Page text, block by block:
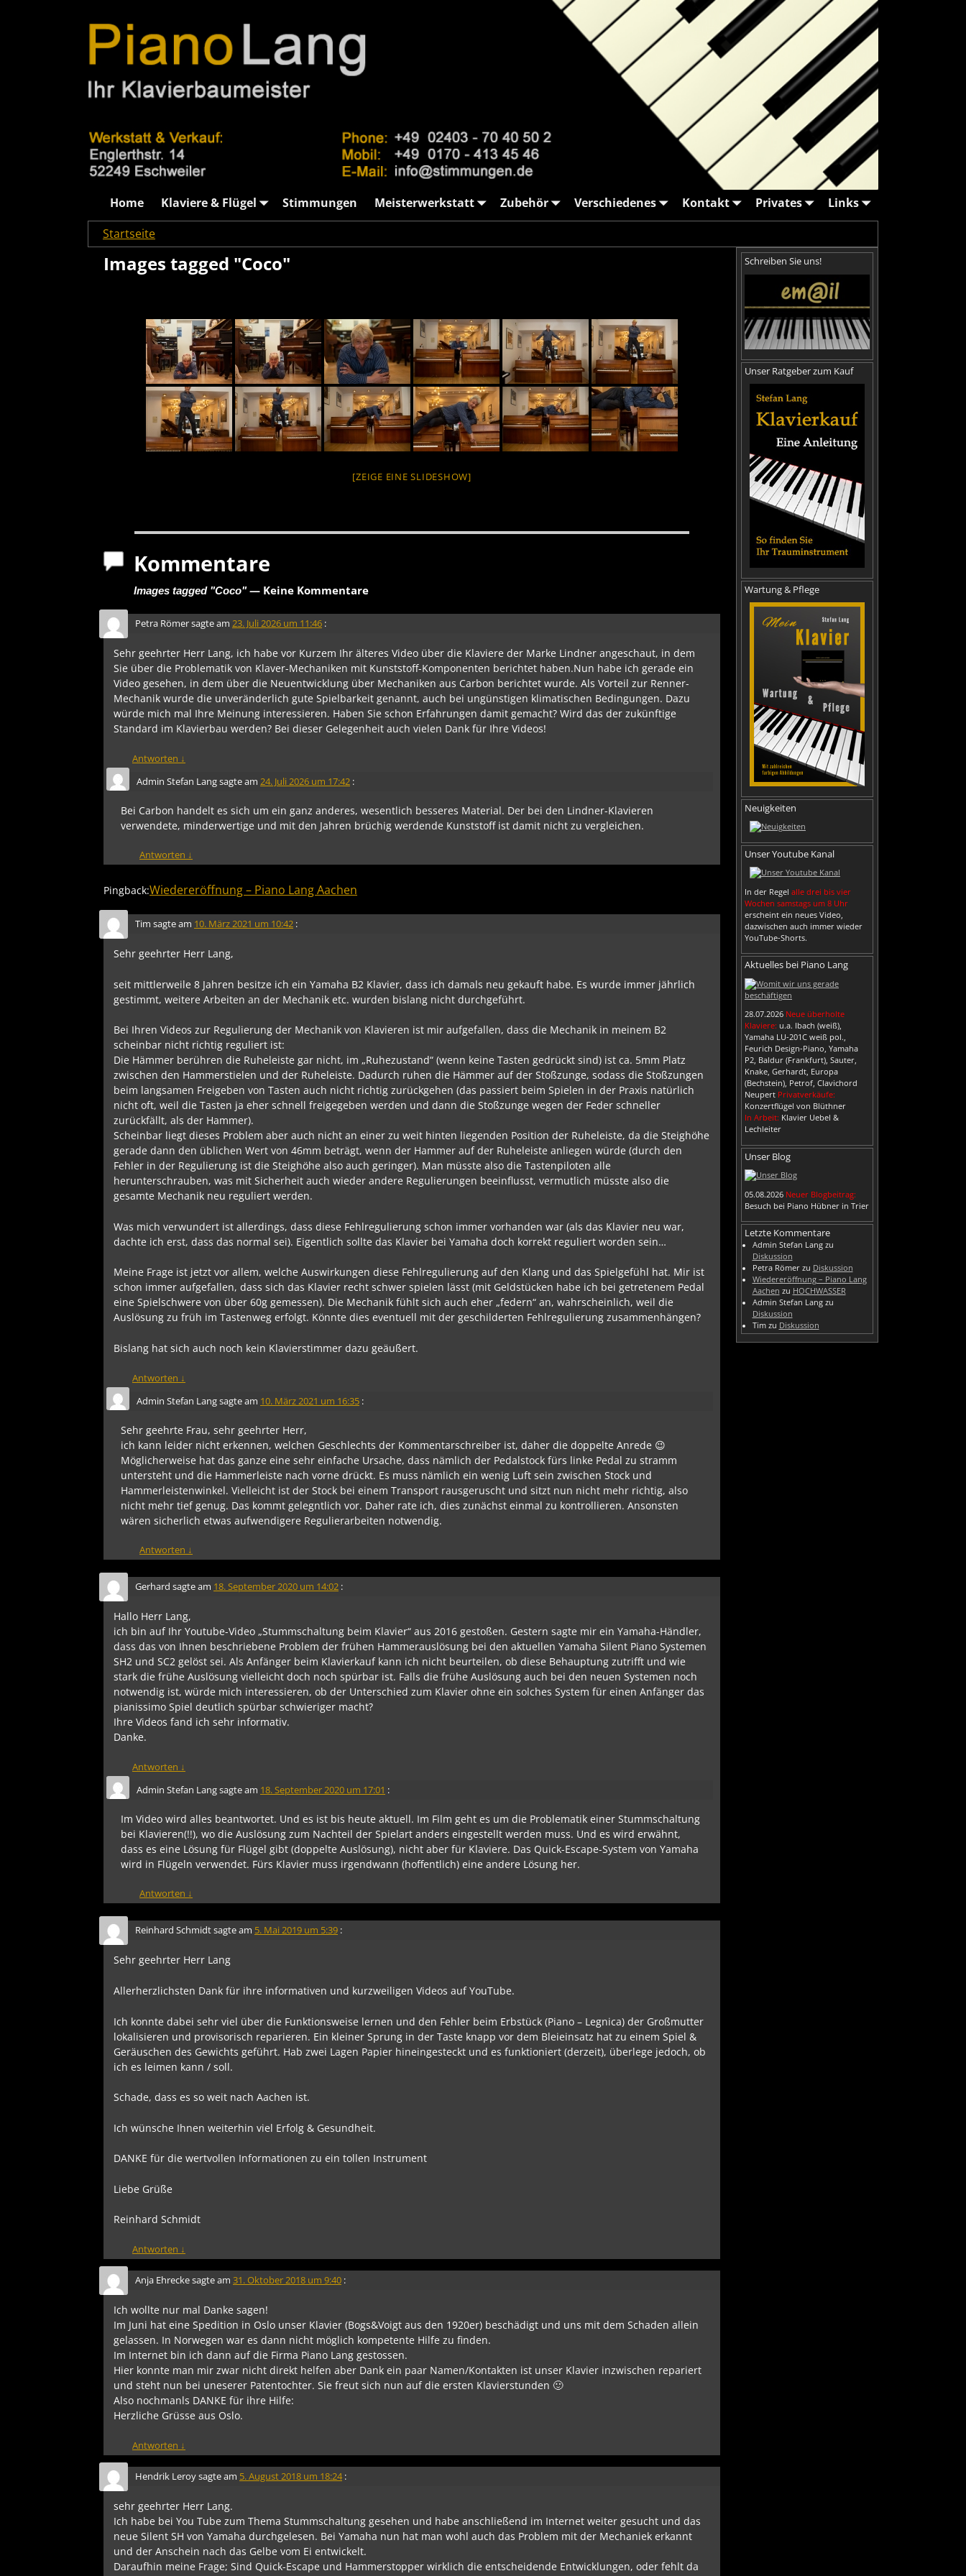
Home Klaviere & Flügel Stimmungen Meisterwerkstatt Zubehör Verschiedenes Kontakt Privates
Links
Startseite
Images tagged "Coco"
[ZEIGE EINE SLIDESHOW]
Kommentare
Images tagged "Coco"— Keine Kommentare
Petra Römersagte am 23. Juli 2026 um 11:46 :
Sehr geehrter Herr Lang, ich habe vor Kurzem Ihr älteres Video über die Klaviere der Marke Lindner angeschaut, in dem
Sie über die Problematik von Klaver-Mechaniken mit Kunststoff-Komponenten berichtet haben.Nun habe ich gerade ein
Video gesehen, in dem über die Neuentwicklung über Mechaniken aus Carbon berichtet wurde. Als Vorteil zur Renner-
Mechanik wurde die unveränderlich gute Spielbarkeit genannt, auch bei ungünstigen klimatischen Bedingungen. Dazu
würde mich mal Ihre Meinung interessieren. Haben Sie schon Erfahrungen damit gemacht? Wird das der zukünftige
Standard im Klavierbau werden? Bei dieser Gelegenheit auch vielen Dank für Ihre Videos!
Antworten ↓
Admin Stefan Langsagte am 24. Juli 2026 um 17:42 :
Bei Carbon handelt es sich um ein ganz anderes, wesentlich besseres Material. Der bei den Lindner-Klavieren
verwendete, minderwertige und mit den Jahren brüchig werdende Kunststoff ist damit nicht zu vergleichen.
Antworten ↓
Pingback:Wiedereröffnung – Piano Lang Aachen
Tim sagte am 10. März 2021 um 10:42 :
Sehr geehrter Herr Lang,
seit mittlerweile 8 Jahren besitze ich ein Yamaha B2 Klavier, dass ich damals neu gekauft habe. Es wurde immer jährlich
gestimmt, weitere Arbeiten an der Mechanik etc. wurden bislang nicht durchgeführt.
Bei Ihren Videos zur Regulierung der Mechanik von Klavieren ist mir aufgefallen, dass die Mechanik in meinem B2
scheinbar nicht richtig reguliert ist:
Die Hämmer berühren die Ruheleiste gar nicht, im „Ruhezustand“ (wenn keine Tasten gedrückt sind) ist ca. 5mm Platz
zwischen den Hammerstielen und der Ruheleiste. Dadurch ruhen die Hämmer auf der Stoßzunge, sodass die Stoßzungen
beim langsamen Freigeben von Tasten auch nicht richtig zurückgehen (das passiert beim Spielen in der Praxis natürlich
nicht oft, weil die Tasten ja eher schnell freigegeben werden und dann die Stoßzunge wegen der Feder schneller
zurückfällt, als der Hammer).
Scheinbar liegt dieses Problem aber auch nicht an einer zu weit hinten liegenden Position der Ruheleiste, da die Steighöhe
gerade dann den üblichen Wert von 46mm beträgt, wenn der Hammer auf der Ruheleiste anliegen würde (durch den
Fehler in der Regulierung ist die Steighöhe also auch geringer). Man müsste also die Tastenpiloten alle
herunterschrauben, was mit Sicherheit auch wieder andere Regulierungen beeinflusst, vermutlich müsste also die
gesamte Mechanik neu reguliert werden.
Was mich verwundert ist allerdings, dass diese Fehlregulierung schon immer vorhanden war (als das Klavier neu war,
dachte ich erst, dass das normal sei). Eigentlich sollte das Klavier bei Yamaha doch korrekt reguliert worden sein…
Meine Frage ist jetzt vor allem, welche Auswirkungen diese Fehlregulierung auf den Klang und das Spielgefühl hat. Mir ist
schon immer aufgefallen, dass sich das Klavier recht schwer spielen lässt (mit Geldstücken habe ich bei getretenem Pedal
eine Spielschwere von über 60g gemessen). Die Mechanik fühlt sich auch eher „federn“ an, wahrscheinlich, weil die
Auslösung zu früh im Tastenweg erfolgt. Könnte dies eventuell mit der geschilderten Fehlregulierung zusammenhängen?
Bislang hat sich auch noch kein Klavierstimmer dazu geäußert.
Antworten ↓
Admin Stefan Langsagte am 10. März 2021 um 16:35 :
Sehr geehrte Frau, sehr geehrter Herr,
ich kann leider nicht erkennen, welchen Geschlechts der Kommentarschreiber ist, daher die doppelte Anrede 😉
Möglicherweise hat das ganze eine sehr einfache Ursache, dass nämlich der Pedalstock fürs linke Pedal zu stramm
untersteht und die Hammerleiste nach vorne drückt. Es muss nämlich ein wenig Luft sein zwischen Stock und
Hammerleistenwinkel. Vielleicht ist der Stock bei einem Transport rausgeruscht und sitzt nun nicht mehr richtig, also
nicht mehr tief genug. Das kommt gelegntlich vor. Daher rate ich, dies zunächst einmal zu kontrollieren. Ansonsten
wären sicherlich etwas aufwendigere Regulierarbeiten notwendig.
Antworten ↓
Gerhard sagte am 18. September 2020 um 14:02 :
Hallo Herr Lang,
ich bin auf Ihr Youtube-Video „Stummschaltung beim Klavier“ aus 2016 gestoßen. Gestern sagte mir ein Yamaha-Händler,
dass das von Ihnen beschriebene Problem der frühen Hammerauslösung bei den aktuellen Yamaha Silent Piano Systemen
SH2 und SC2 gelöst sei. Als Anfänger beim Klavierkauf kann ich nicht beurteilen, ob diese Behauptung zutrifft und wie
stark die frühe Auslösung vielleicht doch noch spürbar ist. Falls die frühe Auslösung auch bei den neuen Systemen noch
notwendig ist, würde mich interessieren, ob der Unterschied zum Klavier ohne ein solches System für einen Anfänger das
pianissimo Spiel deutlich spürbar schwieriger macht?
Ihre Videos fand ich sehr informativ.
Danke.
Antworten ↓
Admin Stefan Langsagte am 18. September 2020 um 17:01 :
Im Video wird alles beantwortet. Und es ist bis heute aktuell. Im Film geht es um die Problematik einer Stummschaltung
bei Klavieren(!!), wo die Auslösung zum Nachteil der Spielart anders eingestellt werden muss. Und es wird erwähnt,
dass es eine Lösung für Flügel gibt (doppelte Auslösung), nicht aber für Klaviere. Das Quick-Escape-System von Yamaha
wird in Flügeln verwendet. Fürs Klavier muss irgendwann (hoffentlich) eine andere Lösung her.
Antworten ↓
Reinhard Schmidtsagte am 5. Mai 2019 um 5:39 :
Sehr geehrter Herr Lang
Allerherzlichsten Dank für ihre informativen und kurzweiligen Videos auf YouTube.
Ich konnte dabei sehr viel über die Funktionsweise lernen und den Fehler beim Erbstück (Piano – Legnica) der Großmutter
lokalisieren und provisorisch reparieren. Ein kleiner Sprung in der Taste knapp vor dem Bleieinsatz hat zu einem Spiel &
Geräuschen des Gewichts geführt. Hab zwei Lagen Papier hineingesteckt und es funktioniert (derzeit), überlege jedoch, ob
ich es leimen kann / soll.
Schade, dass es so weit nach Aachen ist.
Ich wünsche Ihnen weiterhin viel Erfolg & Gesundheit.
DANKE für die wertvollen Informationen zu ein tollen Instrument
Liebe Grüße
Reinhard Schmidt
Antworten ↓
Anja Ehreckesagte am 31. Oktober 2018 um 9:40 :
Ich wollte nur mal Danke sagen!
Im Juni hat eine Spedition in Oslo unser Klavier (Bogs&Voigt aus den 1920er) beschädigt und uns mit dem Schaden allein
gelassen. In Norwegen war es dann nicht möglich kompetente Hilfe zu finden.
Im Internet bin ich dann auf die Firma Piano Lang gestossen.
Hier konnte man mir zwar nicht direkt helfen aber Dank ein paar Namen/Kontakten ist unser Klavier inzwischen repariert
und steht nun bei uneserer Patentochter. Sie freut sich nun auf die ersten Klavierstunden 🙂
Also nochmanls DANKE für ihre Hilfe:
Herzliche Grüsse aus Oslo.
Antworten ↓
Hendrik Leroysagte am 5. August 2018 um 18:24 :
sehr geehrter Herr Lang.
Ich habe bei You Tube zum Thema Stummschaltung gesehen und habe anschließend im Internet weiter gesucht und das
neue Silent SH von Yamaha durchgelesen. Bei Yamaha nun hat man wohl auch das Problem mit der Mechaniek erkannt
und der Anschein nach das Gelbe vom Ei entwickelt.
Daraufhin meine Frage; Sind Quick-Escape und Hammerstopper wirklich die entscheidende Entwicklungen, oder fehlt da
Schreiben Sie uns!
Unser Ratgeber zum Kauf
Wartung & Pflege
Neuigkeiten
Unser Youtube Kanal
In der Regel alle drei bis vier
Wochen samstags um 8 Uhr
erscheint ein neues Video,
dazwischen auch immer wieder
YouTube-Shorts.
Aktuelles bei Piano Lang
28.07.2026 Neue überholte
Klaviere: u.a. Ibach (weiß),
Yamaha LU-201C weiß pol.,
Feurich Design-Piano, Yamaha
P2, Baldur (Frankfurt), Sauter,
Knake, Gerhardt, Europa
(Bechstein), Petrof, Clavichord
Neupert Privatverkäufe:
Konzertflügel von Blüthner
In Arbeit: Klavier Uebel &
Lechleiter
Unser Blog
05.08.2026 Neuer Blogbeitrag:
Besuch bei Piano Hübner in Trier
Letzte Kommentare
Admin Stefan Langzu
Diskussion
Petra Römerzu Diskussion
Wiedereröffnung – Piano Lang
Aachen zu HOCHWASSER
Admin Stefan Langzu
Diskussion
Timzu Diskussion